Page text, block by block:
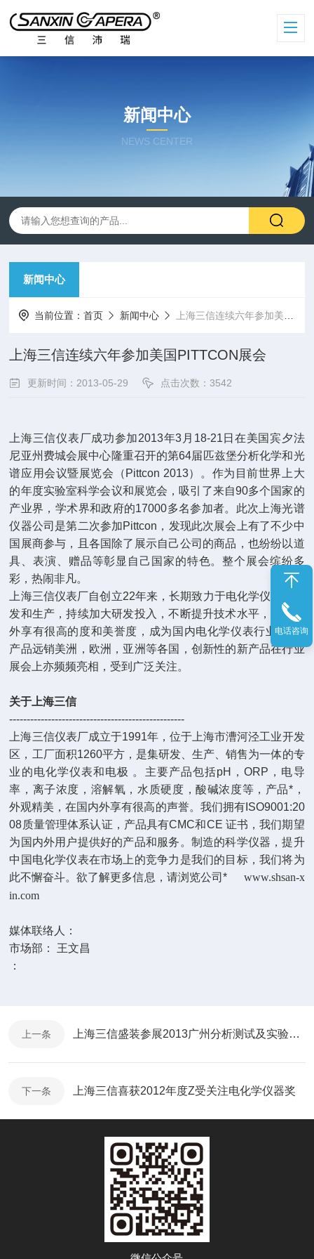
新闻中心
NEWS CENTER
新闻中心
当前位置：首页 新闻中心 上海三信连续六年参加美国PITTCON展会
上海三信连续六年参加美国PITTCON展会
更新时间：2013-05-29 点击次数：3542
上海三信仪表厂成功参加2013年3月18-21日在美国宾夕法
尼亚州费城会展中心隆重召开的第64届匹兹堡分析化学和光
谱应用会议暨展览会（Pittcon 2013）。作为目前世界上大
的年度实验室科学会议和展览会，吸引了来自90多个国家的
产业界，学术界和政府的17000多名参加者。此次上海光谱
仪器公司是第二次参加Pittcon，发现此次展会上有了不少中
国展商参与，且各国除了展示自己公司的商品，也纷纷以道
具、表演、赠品等彰显自己国家的特色。整个展会缤纷多
彩，热闹非凡。
上海三信仪表厂自创立22年来，长期致力于电化学仪表的研
发和生产，持续加大研发投入，不断提升技术水平，在国内
外享有很高的度和美誉度，成为国内电化学仪表行业的*，
产品远销美洲，欧洲，亚洲等各国，创新性的新产品在行业
展会上亦频频亮相，受到广泛关注。
关于上海三信
--------------------------------------------------
上海三信仪表厂成立于1991年，位于上海市漕河泾工业开发
区，工厂面积1260平方，是集研发、生产、销售为一体的专
业的电化学仪表和电极 。主要产品包括pH，ORP，电导
率，离子浓度，溶解氧，水质硬度，酸碱浓度等，产品*，
外观精美，在国内外享有很高的声誉。我们拥有ISO9001:20
08质量管理体系认证，产品具有CMC和CE 证书，我们期望
为国内外用户提供好的产品和服务。制造的科学仪器，提升
中国电化学仪表在市场上的竞争力是我们的目标，我们将为
此不懈奋斗。欲了解更多信息，请浏览公司*
www.shsan-x
in.com
媒体联络人：
市场部： 王文昌
：
上一条 上海三信盛装参展2013广州分析测试及实验室设备展览会
下一条 上海三信喜获2012年度Z受关注电化学仪器奖
电话咨询